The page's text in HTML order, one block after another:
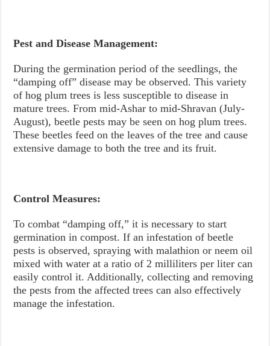
Pest and Disease Management:
During the germination period of the seedlings, the
“damping off” disease may be observed. This variety
of hog plum trees is less susceptible to disease in
mature trees. From mid-Ashar to mid-Shravan (July-
August), beetle pests may be seen on hog plum trees.
These beetles feed on the leaves of the tree and cause
extensive damage to both the tree and its fruit.
Control Measures:
To combat “damping off,” it is necessary to start
germination in compost. If an infestation of beetle
pests is observed, spraying with malathion or neem oil
mixed with water at a ratio of 2 milliliters per liter can
easily control it. Additionally, collecting and removing
the pests from the affected trees can also effectively
manage the infestation.